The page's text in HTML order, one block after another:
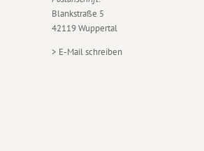
Blankstraße 5
42119 Wuppertal
> E-Mail schreiben